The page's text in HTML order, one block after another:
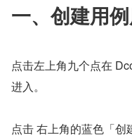
一、创建用
点击左上角九个点在
进入。
点击 右上角的蓝色「